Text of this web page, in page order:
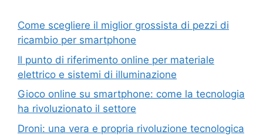
Come scegliere il miglior grossista di pezzi di
ricambio per smartphone
Il punto di riferimento online per materiale
elettrico e sistemi di illuminazione
Gioco online su smartphone: come la tecnologia
ha rivoluzionato il settore
Droni: una vera e propria rivoluzione tecnologica